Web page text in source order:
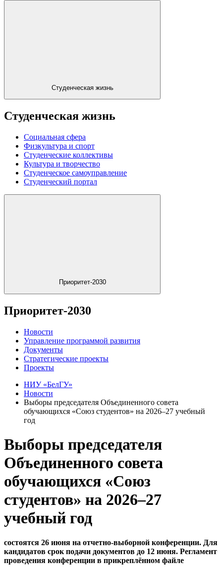
Студенческая жизнь
Студенческая жизнь
Социальная сфера
Физкультура и спорт
Студенческие коллективы
Культура и творчество
Студенческое самоуправление
Студенческий портал
Приоритет-2030
Приоритет-2030
Новости
Управление программой развития
Документы
Стратегические проекты
Проекты
НИУ «БелГУ»
Новости
Выборы председателя Объединенного совета
обучающихся «Союз студентов» на 2026–27 учебный
год
Выборы председателя
Объединенного совета
обучающихся «Союз
студентов» на 2026–27
учебный год
состоятся 26 июня на отчетно-выборной конференции. Для
кандидатов срок подачи документов до 12 июня. Регламент
проведения конференции в прикреплённом файле